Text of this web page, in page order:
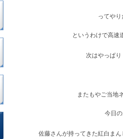
ってや
というわけで高速
次はやっぱ
またもやご当地
今日
佐藤さんが持ってきた紅白ま